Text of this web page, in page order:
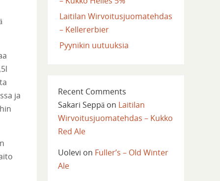
ja
Laitilan Wirvoitusjuomatehdas
– Kellererbier
Pyynikin uutuuksia
Recent Comments
Sakari Seppäon Laitilan
Wirvoitusjuomatehdas – Kukko
Red Ale
Uolevi on Fuller’s – Old Winter
Ale